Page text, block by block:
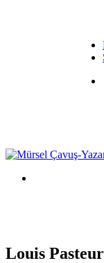
Louis